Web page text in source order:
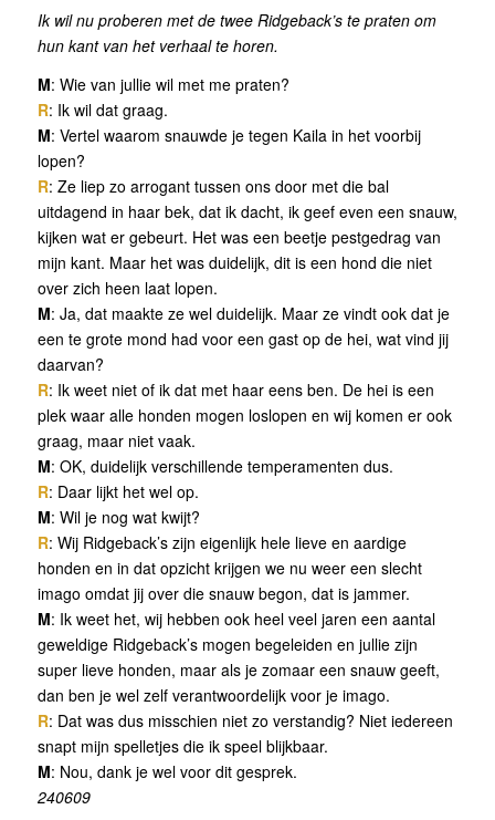
Ik wil nu proberen met de twee Ridgeback’s te praten om
hun kant van het verhaal te horen.
M: Wie van jullie wil met me praten?
R: Ik wil dat graag.
M: Vertel waarom snauwde je tegen Kaila in het voorbij
lopen?
R: Ze liep zo arrogant tussen ons door met die bal
uitdagend in haar bek, dat ik dacht, ik geef even een snauw,
kijken wat er gebeurt. Het was een beetje pestgedrag van
mijn kant. Maar het was duidelijk, dit is een hond die niet
over zich heen laat lopen.
M: Ja, dat maakte ze wel duidelijk. Maar ze vindt ook dat je
een te grote mond had voor een gast op de hei, wat vind jij
daarvan?
R: Ik weet niet of ik dat met haar eens ben. De hei is een
plek waar alle honden mogen loslopen en wij komen er ook
graag, maar niet vaak.
M: OK, duidelijk verschillende temperamenten dus.
R: Daar lijkt het wel op.
M: Wil je nog wat kwijt?
R: Wij Ridgeback’s zijn eigenlijk hele lieve en aardige
honden en in dat opzicht krijgen we nu weer een slecht
imago omdat jij over die snauw begon, dat is jammer.
M: Ik weet het, wij hebben ook heel veel jaren een aantal
geweldige Ridgeback’s mogen begeleiden en jullie zijn
super lieve honden, maar als je zomaar een snauw geeft,
dan ben je wel zelf verantwoordelijk voor je imago.
R: Dat was dus misschien niet zo verstandig? Niet iedereen
snapt mijn spelletjes die ik speel blijkbaar.
M: Nou, dank je wel voor dit gesprek.
240609